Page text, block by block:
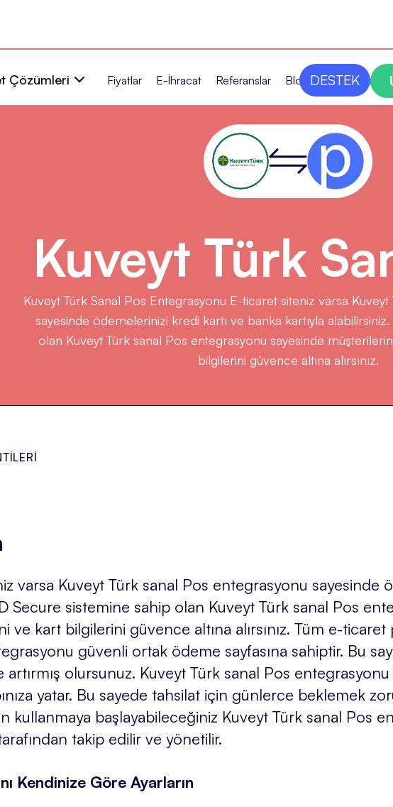
Çözümleri Fiyatlar E-İhracat Referanslar Blog Bize Ulaşın
DESTEK
Kuveyt Türk
Kuveyt Türk Sanal Pos Entegrasyonu E-ticaret siteniz varsa
sayesinde ödemelerinizi kredi kartı ve banka kartıyla
olan Kuveyt Türk sanal Pos entegrasyonu sayesinde
bilgilerini güvence altına alırsınız.
varsa Kuveyt Türk sanal Pos entegrasyonu sayesinde
Secure sistemine sahip olan Kuveyt Türk sanal Pos
ve kart bilgilerini güvence altına alırsınız. Tüm e-
güvenli ortak ödeme sayfasına sahiptir. Bu
olursunuz. Kuveyt Türk sanal Pos entegrasyonu
yatar. Bu sayede tahsilat için günlerce beklemek
kullanmaya başlayabileceğiniz Kuveyt Türk sanal Pos
takip edilir ve yönetilir.
Kendinize Göre Ayarların